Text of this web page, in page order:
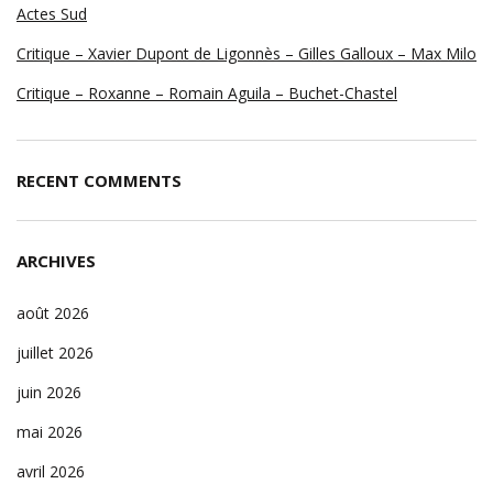
Actes Sud
Critique – Xavier Dupont de Ligonnès – Gilles Galloux – Max Milo
Critique – Roxanne – Romain Aguila – Buchet-Chastel
RECENT COMMENTS
ARCHIVES
août 2026
juillet 2026
juin 2026
mai 2026
avril 2026